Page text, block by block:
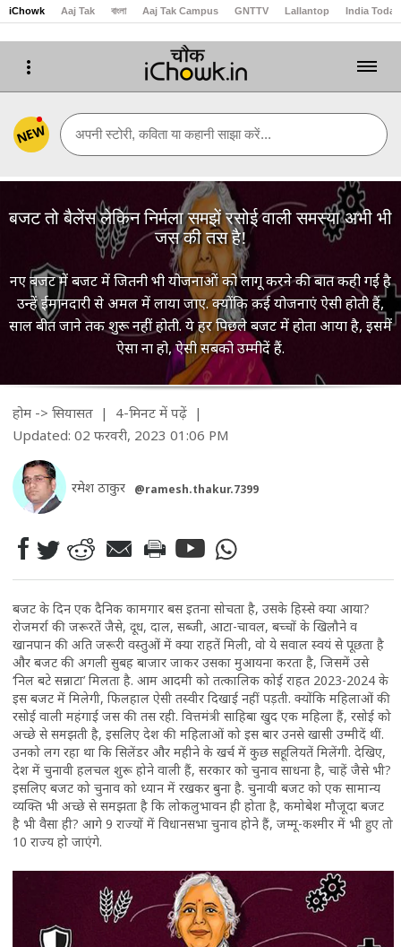
iChowk Aaj Tak বাংলা Aaj Tak Campus GNTTV Lallantop India Today
NEW अपनी स्टोरी, कविता या कहानी साझा करें...
बजट तो बैलेंस लेकिन निर्मला समझें रसोई वाली समस्या अभी भी
जस की तस है!
नए बजट में बजट में जितनी भी योजनाओं को लागू करने की बात कही गई है
उन्हें ईमानदारी से अमल में लाया जाए. क्योंकि कई योजनाएं ऐसी होती हैं,
साल बीत जाने तक शुरू नहीं होती. ये हर पिछले बजट में होता आया है, इसमें
ऐसा ना हो, ऐसी सबको उम्मीदें हैं.
होम-> सियासत | 4-मिनट में पढ़ें |
Updated: 02 फरवरी, 2023 01:06 PM
रमेश ठाकुर @ramesh.thakur.7399
बजट के दिन एक दैनिक कामगार बस इतना सोचता है, उसके हिस्से क्या आया?
रोजमर्रा की जरूरतें जैसे, दूध, दाल, सब्जी, आटा-चावल, बच्चों के खिलौने व
खानपान की अति जरूरी वस्तुओं में क्या राहतें मिली, वो ये सवाल स्वयं से पूछता है
और बजट की अगली सुबह बाजार जाकर उसका मुआयना करता है, जिसमें उसे
‘निल बटे सन्नाटा’ मिलता है. आम आदमी को तत्कालिक कोई राहत 2023-2024 के
इस बजट में मिलेगी, फिलहाल ऐसी तस्वीर दिखाई नहीं पड़ती. क्योंकि महिलाओं की
रसोई वाली महंगाई जस की तस रही. वित्तमंत्री साहिबा खुद एक महिला हैं, रसोई को
अच्छे से समझती है, इसलिए देश की महिलाओं को इस बार उनसे खासी उम्मीदें थीं.
उनको लग रहा था कि सिलेंडर और महीने के खर्च में कुछ सहूलियतें मिलेंगी. देखिए,
देश में चुनावी हलचल शुरू होने वाली हैं, सरकार को चुनाव साधना है, चाहें जैसे भी?
इसलिए बजट को चुनाव को ध्यान में रखकर बुना है. चुनावी बजट को एक सामान्य
व्यक्ति भी अच्छे से समझता है कि लोकलुभावन ही होता है, कमोबेश मौजूदा बजट
है भी वैसा ही? आगे 9 राज्यों में विधानसभा चुनाव होने हैं, जम्मू-कश्मीर में भी हुए तो
10 राज्य हो जाएंगे.